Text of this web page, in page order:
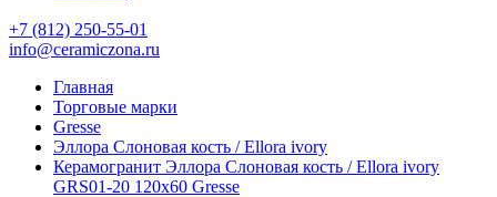
+7 (812) 250-55-01
info@ceramiczona.ru
Главная
Торговые марки
Gresse
Эллора Слоновая кость / Ellora ivory
Керамогранит Эллора Слоновая кость / Ellora ivory
GRS01-20 120х60 Gresse